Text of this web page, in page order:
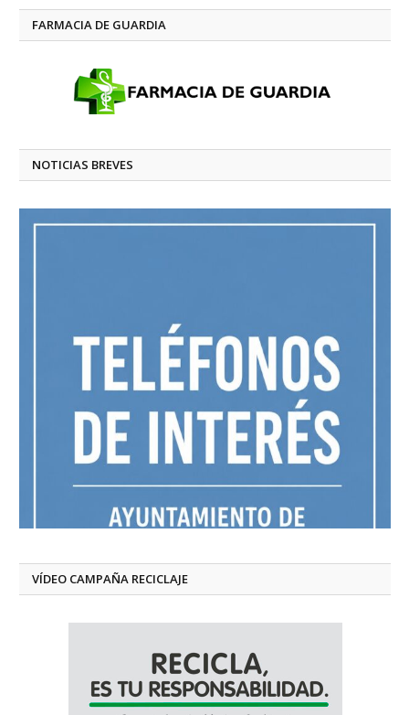
FARMACIA DE GUARDIA
NOTICIAS BREVES
VÍDEO CAMPAÑA RECICLAJE